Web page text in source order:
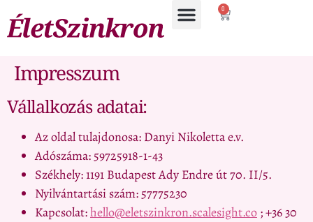
0
Impresszum
Vállalkozás adatai:
Az oldal tulajdonosa: Danyi Nikoletta e.v.
Adószáma: 59725918-1-43
Székhely: 1191 Budapest Ady Endre út 70. II/5.
Nyilvántartási szám: 57775230
Kapcsolat:hello@eletszinkron.scalesight.co ; +36 30